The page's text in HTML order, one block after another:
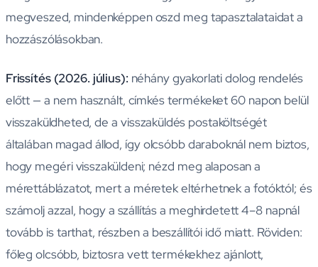
megveszed, mindenképpen oszd meg tapasztalataidat a
hozzászólásokban.
Frissítés (2026. július): néhány gyakorlati dolog rendelés
előtt — a nem használt, címkés termékeket 60 napon belül
visszaküldheted, de a visszaküldés postaköltségét
általában magad állod, így olcsóbb daraboknál nem biztos,
hogy megéri visszaküldeni; nézd meg alaposan a
mérettáblázatot, mert a méretek eltérhetnek a fotóktól; és
számolj azzal, hogy a szállítás a meghirdetett 4–8 napnál
tovább is tarthat, részben a beszállítói idő miatt. Röviden:
főleg olcsóbb, biztosra vett termékekhez ajánlott,